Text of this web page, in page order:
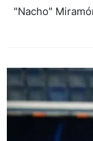
"Nacho"